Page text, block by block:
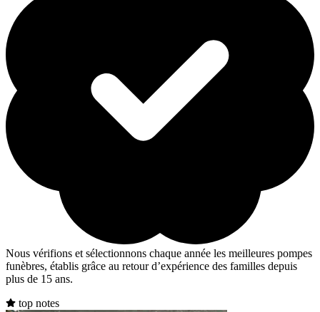
Nous vérifions et sélectionnons chaque année les meilleures pompes
funèbres, établis grâce au retour d’expérience des familles depuis
plus de 15 ans.
top notes